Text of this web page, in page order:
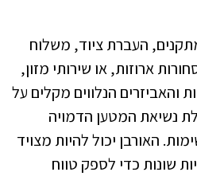
העברת ציוד, משלוח
ארוזות, או שירותי מזון,
והאביזרים הנלווים מקלים על
נשיאת המטען הדמויה
האורבן יכול להיות מצויד
שונות כדי לספק טווח